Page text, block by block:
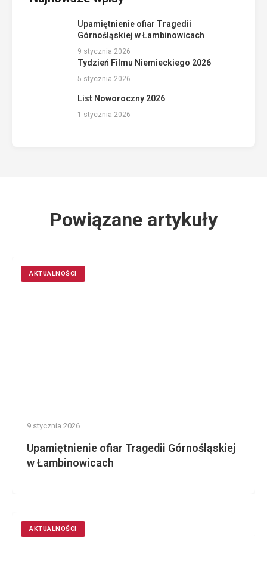
Upamiętnienie ofiar Tragedii
Górnośląskiej w Łambinowicach
9 stycznia 2026
Tydzień Filmu Niemieckiego 2026
5 stycznia 2026
List Noworoczny 2026
1 stycznia 2026
Powiązane artykuły
AKTUALNOŚCI
9 stycznia 2026
Upamiętnienie ofiar Tragedii Górnośląskiej
w Łambinowicach
AKTUALNOŚCI